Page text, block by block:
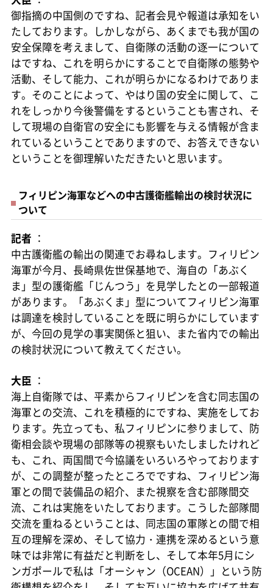
御指摘の中国側のですね、記者会見や報道は承知をい
たしております。しかしながら、あくまでも我が国の
安全保障を考えまして、自衛隊の活動の逐一について
はですね、これを明らかにすることで自衛隊の態勢や
活動、そして能力、これが明らかになるわけでありま
す。そのことによって、やはり国の安全に関して、こ
れをしっかり今後警備をするということも害され、そ
して現場の自衛官の安全にも影響を与える情報が含ま
れているということでありますので、お答えできない
ということを御理解いただきたいと思います。
フィリピン海軍などへの中古護衛艦輸出の検討状況に
ついて
記者 ：
中古護衛艦の輸出の関連でお尋ねします。フィリピン
海軍が今月、長崎県佐世保基地で、海自の「あぶく
ま」型の護衛艦「じんつう」を見学したとの一部報道
があります。「あぶくま」型についてフィリピン海軍
は調達を検討していることを既に明らかにしています
が、今回の見学の事実関係と狙い、また省内での輸出
の検討状況について教えてください。
大臣 ：
海上自衛隊では、平素からフィリピンを含む同志国の
海軍との交流、これを積極的にですね、実施をしてお
ります。先立っても、私フィリピンに参りまして、防
衛相会談や現場の部隊等の視察もいたしましたけれど
も、これ、両国間で今協議をいろいろやっております
が、この調整が整ったところでですね、フィリピン海
軍との間で装備品の紹介、また視察を含む部隊間交
流、これは実施をいたしております。こうした部隊間
交流を重ねるということは、同志国の軍隊との間で相
互の理解を深め、そして協力・連携を深めるという意
味では非常に有益だと判断をし、そして本年5月にシ
ンガポールで私は「オーシャン（OCEAN）」という防